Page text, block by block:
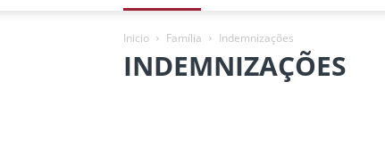
Inicio Família Indemnizações
INDEMNIZAÇÕES